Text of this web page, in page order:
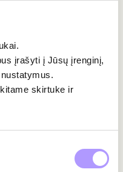
įrašyti į Jūsų įrenginį,
skirtuke ir
kitoks: daug
sužeidžiami ar
aiškintis tokio įvykio
paukščiais, pavyzdžiui,
kainuoti ne tik paukščio
atvejais fiksuojamas